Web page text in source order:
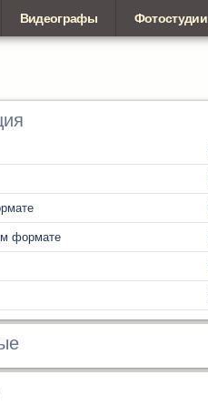
Видеографы Фотостудии
формате